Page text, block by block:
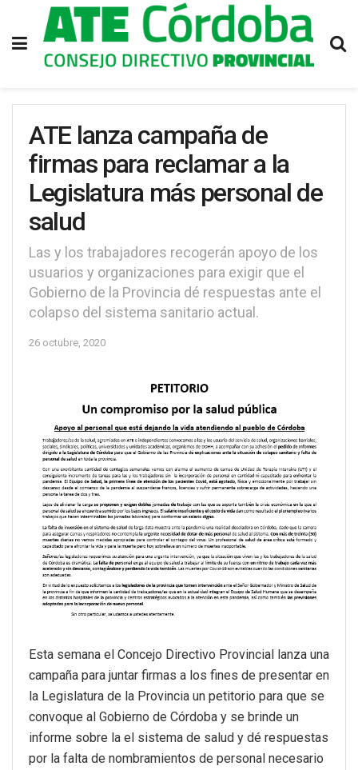
ATE lanza campaña de
firmas para reclamar a la
Legislatura más personal de
salud
Las y los trabajadores recogerán apoyo de los
usuarios y organizaciones para exigir que el
Gobierno de la Provincia dé respuestas ante el
colapso del sistema sanitario actual.
26 octubre, 2020
Esta semana el Concejo Directivo Provincial lanza una
campaña para juntar firmas a los fines de presentar en
la Legislatura de la Provincia un petitorio para que se
convoque al Gobierno de Córdoba y se brinde un
informe sobre la el sistema de salud y dé respuestas
por la falta de nombramientos de personal necesario